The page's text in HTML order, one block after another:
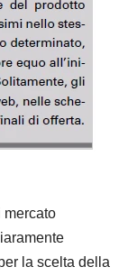
mercato
la scelta della